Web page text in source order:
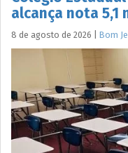
alcança nota 5,1
8 de agosto de 2026 Bom